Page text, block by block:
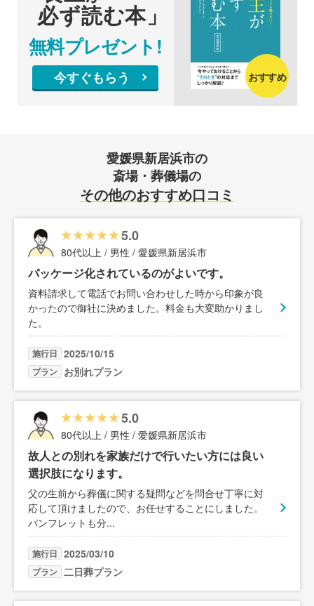
必ず読む本」
無料プレゼント!
今すぐもらう おすすめ
愛媛県新居浜市の
斎場・葬儀場の
その他のおすすめ口コミ
5.0
80代以上 / 男性 / 愛媛県新居浜市
パッケージ化されているのがよいです。
資料請求して電話でお問い合わせした時から印象が良
かったので御社に決めました。料金も大変助かりまし
た。
施行日 2025/10/15
プラン お別れプラン
5.0
80代以上 / 男性 / 愛媛県新居浜市
故人との別れを家族だけで行いたい方には良い
選択肢になります。
父の生前から葬儀に関する疑問などを問合せ丁寧に対
応して頂けましたので、お任せすることにしました。
パンフレットも分...
施行日 2025/03/10
プラン 二日葬プラン